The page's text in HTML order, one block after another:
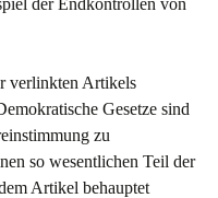
der Endkontrollen von
verlinkten Artikels
Gesetze sind
zu
so wesentlichen Teil der
Artikel behauptet